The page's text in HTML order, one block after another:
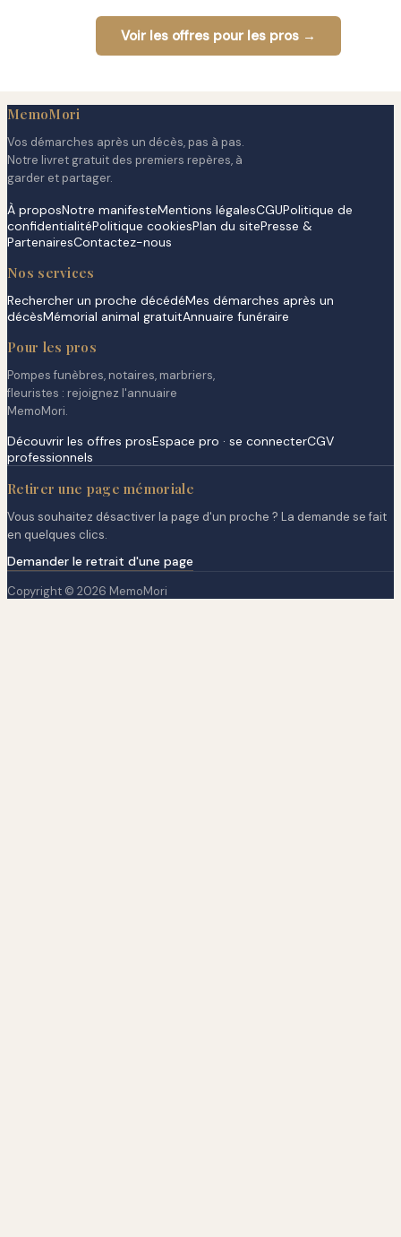
Voir les offres pour les pros →
MemoMori
Vos démarches après un décès, pas à pas.
Notre livret gratuit des premiers repères, à
garder et partager.
À proposNotre manifesteMentions légalesCGUPolitique de
confidentialitéPolitique cookiesPlan du sitePresse &
PartenairesContactez-nous
Nos services
Rechercher un proche décédéMes démarches après un
décèsMémorial animal gratuitAnnuaire funéraire
Pour les pros
Pompes funèbres, notaires, marbriers,
fleuristes : rejoignez l'annuaire
MemoMori.
Découvrir les offres prosEspace pro · se connecterCGV
professionnels
Retirer une page mémoriale
Vous souhaitez désactiver la page d'un proche ? La demande se fait
en quelques clics.
Demander le retrait d'une page
Copyright © 2026 MemoMori